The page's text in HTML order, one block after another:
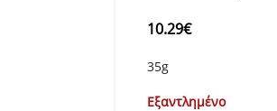
10.29€
35g
Εξαντλημένο